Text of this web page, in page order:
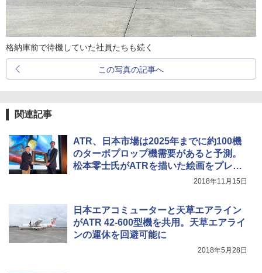
格納庫前で待機していた社員たちも続く
この写真の記事へ
関連記事
ATR、日本市場は2025年までに約100機
のターボプロップ機需要があると予測。
松本零士氏がATRを描いた絵画をプレゼ
2018年11月15日
日本エアコミューターと天草エアライン
がATR 42-600型機を共用。天草エアライ
ンの運休を回避可能に
2018年5月28日